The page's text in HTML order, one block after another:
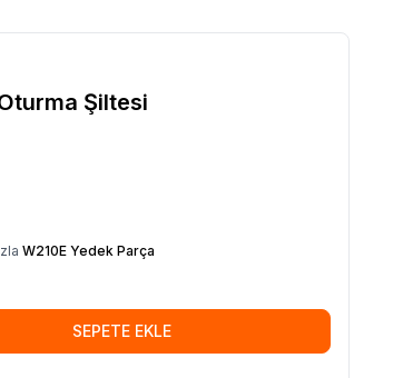
Şiltesi
W210E Yedek Parça
SEPETE EKLE